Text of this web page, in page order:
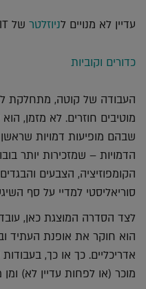
עדיין לא מנויים לניוזלטר של LEGIT? זה בדיוק הזמן להקליק
כדורים וקוביות
העבודה של קוטה, מתחלקת
מוטיבים חוזרים. לא מזמן,
שבהם מופיעות דמויות שראשן
הדמויות – שמזכירות יותר
הקומפוזיציה, הצבעים
סוריאליסטי למדיי על סף
לצד הסדרה המוצגת כאן,
הוא חוקר את אופנת העתיד
אדריכליים. כך או כך,
מוכר (או לפחות עדיין לא) ומן